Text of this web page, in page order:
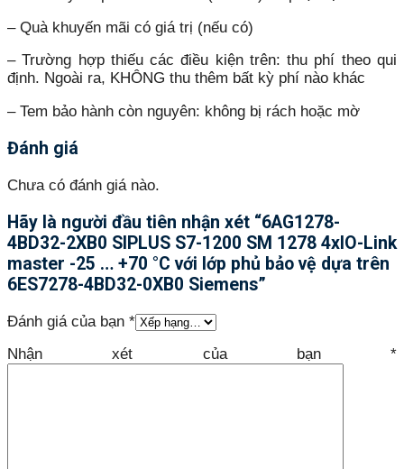
– Quà khuyến mãi có giá trị (nếu có)
– Trường hợp thiếu các điều kiện trên: thu phí theo qui
định. Ngoài ra, KHÔNG thu thêm bất kỳ phí nào khác
– Tem bảo hành còn nguyên: không bị rách hoặc mờ
Đánh giá
Chưa có đánh giá nào.
Hãy là người đầu tiên nhận xét “6AG1278-
4BD32-2XB0 SIPLUS S7-1200 SM 1278 4xIO-Link
master -25 … +70 °C với lớp phủ bảo vệ dựa trên
6ES7278-4BD32-0XB0 Siemens”
Đánh giá của bạn *
Nhận xét của bạn *